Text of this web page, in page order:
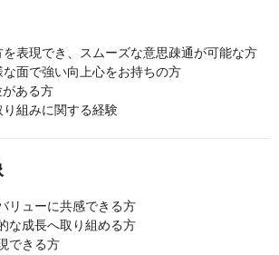
表現でき、スムーズな意思疎通が可能な方
面で強い向上心をお持ちの方
ある方
組みに関する経験
リューに共感できる方
な成長へ取り組める方
できる方